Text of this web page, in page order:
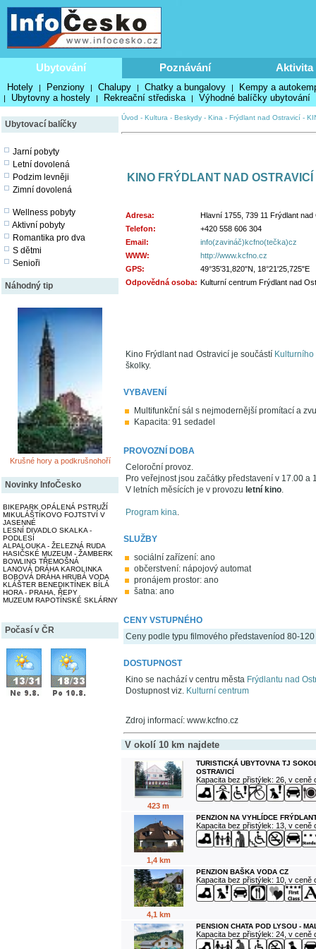
Ubytování Poznávání Aktivita
Hotely | Penziony | Chalupy | Chatky a bungalovy | Kempy a
| Ubytovny a hostely | Rekreační střediska | Výhodné balíčky ubytování
Ubytovací balíčky
Jarní pobyty
Letní dovolená
Podzim levněji
Zimní dovolená
Wellness pobyty
Aktivní pobyty
Romantika pro dva
S dětmi
Senioři
Náhodný tip
Krušné hory a podkrušnohoří
Novinky InfoČesko
BIKEPARK OPÁLENÁ PSTRUŽÍ
MIKULÁŠTÍKOVO FOJTSTVÍ V
JASENNÉ
LESNÍ DIVADLO SKALKA -
PODLESÍ
ALPALOUKA - ŽELEZNÁ RUDA
HASIČSKÉ MUZEUM - ŽAMBERK
BOWLING TŘEMOŠNÁ
LANOVÁ DRÁHA KAROLINKA
BOBOVÁ DRÁHA HRUBÁ VODA
KLÁŠTER BENEDIKTÍNEK BÍLÁ
HORA - PRAHA, ŘEPY
MUZEUM RAPOTÍNSKÉ SKLÁRNY
Počasí v ČR
Úvod - Kultura - Beskydy - Kina - Frýdlant nad Ostravicí -
KINO FRÝDLANT NAD OSTRAVICÍ
Adresa:
Hlavní 1755, 739 11 Frýdlant
Telefon:
+420 558 606 304
Email:
info(zavináč)kcfno(tečka)cz
WWW:
http://www.kcfno.cz
GPS:
49°35'31,820"N, 18°21'25,725"E
Odpovědná osoba: Kulturní centrum Frýdlant nad
Kino Frýdlant nad Ostravicí je součástí
školky.
VYBAVENÍ
Multifunkční sál s nejmodernější promítací a
Kapacita: 91 sedadel
PROVOZNÍ DOBA
Celoroční provoz.
Pro veřejnost jsou začátky představení v 17.00 a
V letních měsících je v provozu letní kino.
Program kina.
SLUŽBY
sociální zařízení: ano
občerstvení: nápojový automat
pronájem prostor: ano
šatna: ano
CENY VSTUPNÉHO
Ceny podle typu filmového představeníod 80-120
DOSTUPNOST
Kino se nachází v centru města Frýdlantu nad
Dostupnost viz. Kulturní centrum
Zdroj informací: www.kcfno.cz
V okolí 10 km najdete
423 m
TURISTICKÁ UBYTOVNA TJ
OSTRAVICÍ
Kapacita bez přistýlek: 26, v ceně
1,4 km
PENZION NA VYHLÍDCE
Kapacita bez přistýlek: 13, v ceně
4,1 km
PENZION BAŠKA VODA CZ
Kapacita bez přistýlek: 10, v ceně
PENSION CHATA POD LYSOU -
Kapacita bez přistýlek: 24, v ceně